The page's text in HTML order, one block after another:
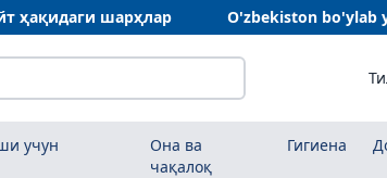
ҳақидаги шарҳлар O'zbekiston bo'ylab
учун
Она ва
чақалоқ
Гигиена